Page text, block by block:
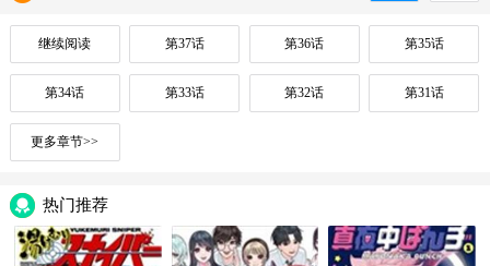
继续阅读 第37话 第36话 第35话
第34话 第33话 第32话 第31话
更多章节>>
热门推荐